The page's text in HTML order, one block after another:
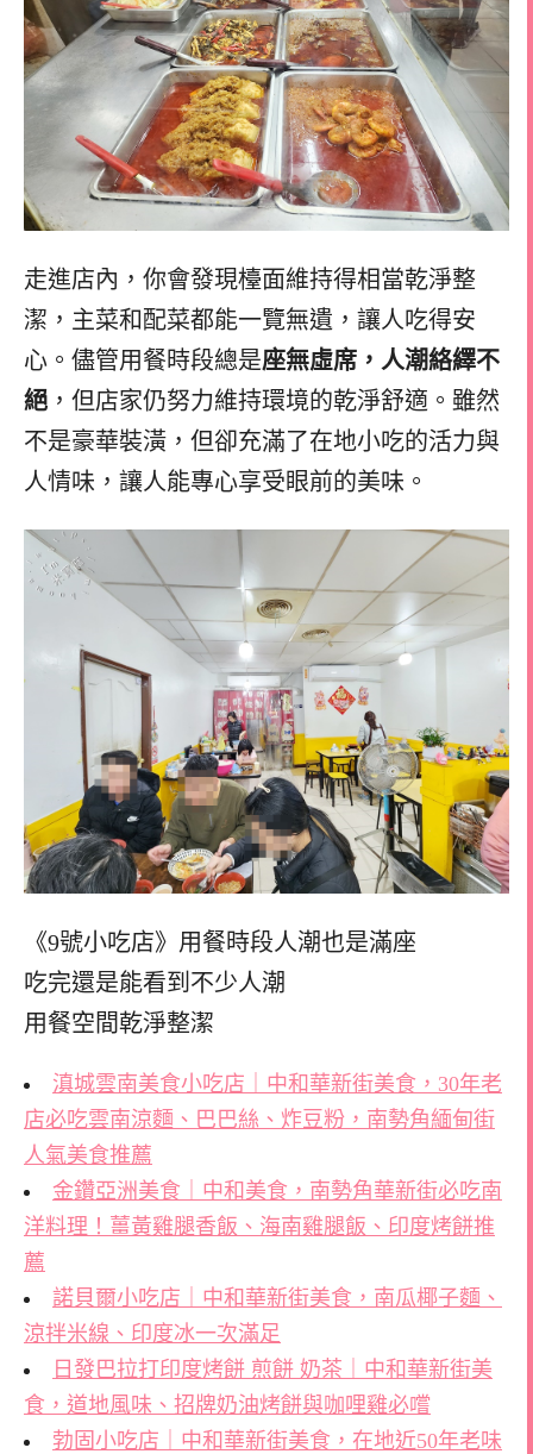
走進店內，你會發現檯面維持得相當乾淨整
潔，主菜和配菜都能一覽無遺，讓人吃得安
心。儘管用餐時段總是座無虛席，人潮絡繹不
絕 ，但店家仍努力維持環境的乾淨舒適。雖然
不是豪華裝潢，但卻充滿了在地小吃的活力與
人情味，讓人能專心享受眼前的美味。
《9號小吃店》用餐時段人潮也是滿座
吃完還是能看到不少人潮
用餐空間乾淨整潔
滇城雲南美食小吃店｜中和華新街美食，30年老
店必吃雲南涼麵、巴巴絲、炸豆粉，南勢角緬甸街
人氣美食推薦
金鑽亞洲美食｜中和美食，南勢角華新街必吃南
洋料理！薑黃雞腿香飯、海南雞腿飯、印度烤餅推
薦
諾貝爾小吃店｜中和華新街美食，南瓜椰子麵、
涼拌米線、印度冰一次滿足
日發巴拉打印度烤餅 煎餅 奶茶｜中和華新街美
食，道地風味、招牌奶油烤餅與咖哩雞必嚐
勃固小吃店｜中和華新街美食，在地近50年老味